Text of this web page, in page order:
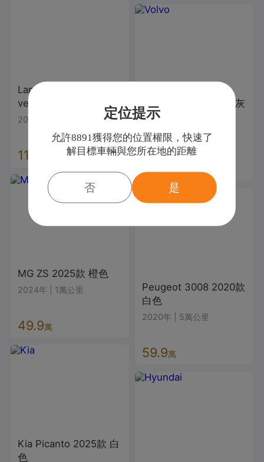
Land Rover
ver Evoque
2022年
119.9
MG ZS 2025款 橙色
2024年 1萬公里
49.9萬
Kia Picanto 2025款 白
色
灰
色
2019年| 8萬公里
79.9萬
Peugeot 3008 2020款
白色
2020年 5萬公里
59.9萬
定位提示
允許8891獲得您的位置權限，快速了
解目標車輛與您所在地的距離
否 是